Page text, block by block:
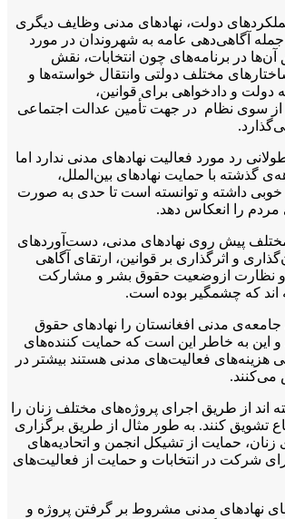
دولت، نهادهای مدنی وظایف دیگری
جمله آگاهی‌دهی عامه به شهروندان در مورد
در برنامه‌های چون انتخابات، نقش
مختلف دولتی وانتقال خواسته‌ها و
دولت و دادخواهی برای قوانین،
سوی نظام در جهت تأمین عدالت اجتماعی
رد مورد فعالیت نهادهای مدنی ندارد اما
گذشته با حمایت نهادهای بین‌الملل،
داشته و توانسته است تا حدی به صورت
را انعکاس دهد.
پیش روی نهادهای مدنی، دست‌آوردهای
و اثرگذاری بر قوانین، ارتقای آگاهی‌
نظارت ازوضعیت حقوق بشر و مشارکت
اند که چشمگیر بوده است.
مدنی افغانستان را نهادهای حقوق
این به خاطر این است که حمایت ‌کننده‌های
هزینه‌های فعالیت‌های مدنی هستند بیشتر در
می‌کنند.
اند از طریق اجرای پروژه‌های مختلف زنان را
تشویق کنند. به طور مثال از طریق برگزاری
زنان، حمایت از تشیکل انجمن و اتحادیه‌های
شرکت در انتخابات و حمایت از فعالیت‌های
نهادهای مدنی مشروط بر گرفتن پروژه و